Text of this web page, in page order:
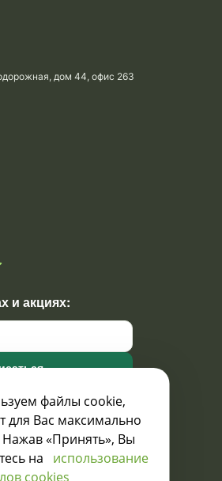
дом 44, офис 263
и акциях:
файлы cookie,
для Вас максимально
«Принять», Вы
на использование
cookies